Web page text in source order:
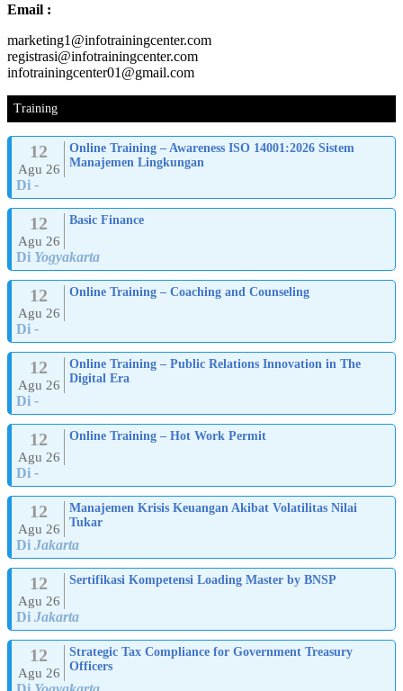
Email :
marketing1@infotrainingcenter.com
registrasi@infotrainingcenter.com
infotrainingcenter01@gmail.com
Training
12
Agu 26
Online Training – Awareness ISO 14001:2026 Sistem
Manajemen Lingkungan
Di -
12
Agu 26
Basic Finance
Di Yogyakarta
12
Agu 26
Online Training – Coaching and Counseling
Di -
12
Agu 26
Online Training – Public Relations Innovation in The
Digital Era
Di -
12
Agu 26
Online Training – Hot Work Permit
Di -
12
Agu 26
Manajemen Krisis Keuangan Akibat Volatilitas Nilai
Tukar
Di Jakarta
12
Agu 26
Sertifikasi Kompetensi Loading Master by BNSP
Di Jakarta
12
Agu 26
Strategic Tax Compliance for Government Treasury
Officers